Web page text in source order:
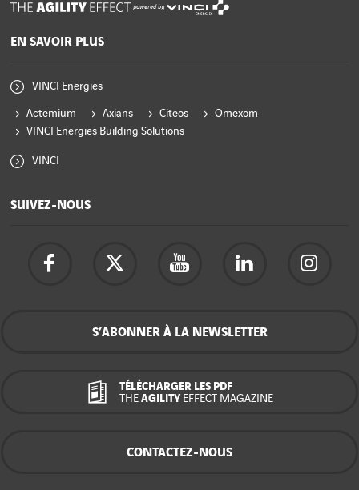
powered by
EN SAVOIR PLUS
VINCI Energies
Actemium Axians Citeos
Omexom
VINCI Energies Building Solutions
VINCI
SUIVEZ-NOUS
S’ABONNER À LA NEWSLETTER
TÉLÉCHARGER LES PDF
THE AGILITY EFFECT MAGAZINE
CONTACTEZ-NOUS